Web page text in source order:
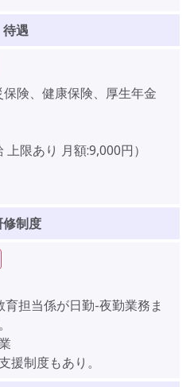
待遇
険、健康保険、厚生年金
限あり 月額:9,000円）
修制度
担当係が日勤-夜勤業務ま
援制度もあり。